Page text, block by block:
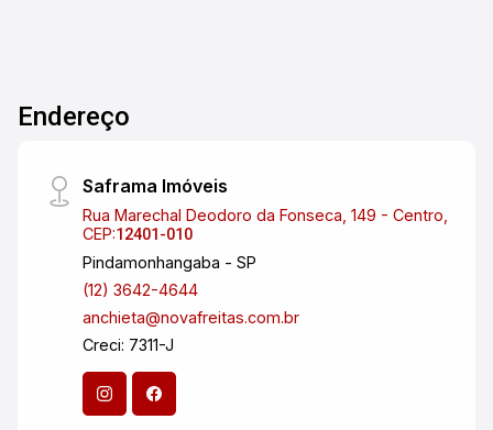
Endereço
Saframa Imóveis
Rua Marechal Deodoro da Fonseca, 149 - Centro,
CEP:12401-010
Pindamonhangaba - SP
(12) 3642-4644
anchieta@novafreitas.com.br
Creci: 7311-J